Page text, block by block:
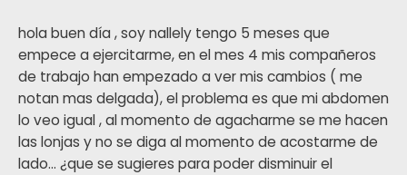
hola buen día , soy nallely tengo 5 meses que
empece a ejercitarme, en el mes 4 mis compañeros
de trabajo han empezado a ver mis cambios ( me
notan mas delgada), el problema es que mi abdomen
lo veo igual , al momento de agacharme se me hacen
las lonjas y no se diga al momento de acostarme de
lado… ¿que se sugieres para poder disminuir el